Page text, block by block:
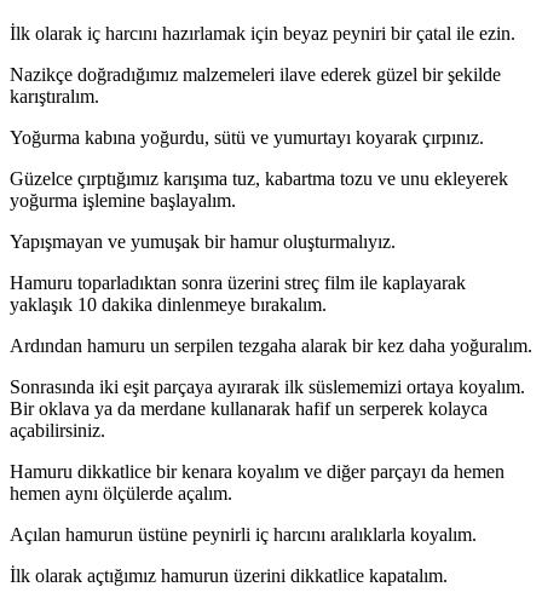
İlk olarak iç harcını hazırlamak için beyaz peyniri bir çatal ile ezin.
Nazikçe doğradığımız malzemeleri ilave ederek güzel bir şekilde
karıştıralım.
Yoğurma kabına yoğurdu, sütü ve yumurtayı koyarak çırpınız.
Güzelce çırptığımız karışıma tuz, kabartma tozu ve unu ekleyerek
yoğurma işlemine başlayalım.
Yapışmayan ve yumuşak bir hamur oluşturmalıyız.
Hamuru toparladıktan sonra üzerini streç film ile kaplayarak
yaklaşık 10 dakika dinlenmeye bırakalım.
Ardından hamuru un serpilen tezgaha alarak bir kez daha yoğuralım.
Sonrasında iki eşit parçaya ayırarak ilk süslememizi ortaya koyalım.
Bir oklava ya da merdane kullanarak hafif un serperek kolayca
açabilirsiniz.
Hamuru dikkatlice bir kenara koyalım ve diğer parçayı da hemen
hemen aynı ölçülerde açalım.
Açılan hamurun üstüne peynirli iç harcını aralıklarla koyalım.
İlk olarak açtığımız hamurun üzerini dikkatlice kapatalım.